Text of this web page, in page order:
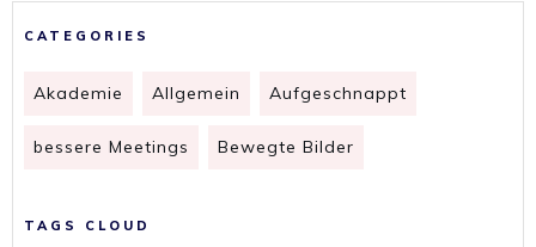
CATEGORIES
Akademie Allgemein Aufgeschnappt
bessere Meetings Bewegte Bilder
TAGS CLOUD